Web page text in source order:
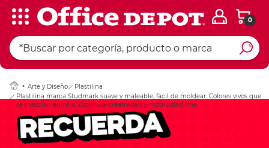
0
Arte y Diseño
Plastilina
Plastilina marca Studmark suave y maleable, fácil de moldear. Colores vivos que
se mezclan entre sí. Estimula creatividad y motricidad fina.
Ingresar Codigo